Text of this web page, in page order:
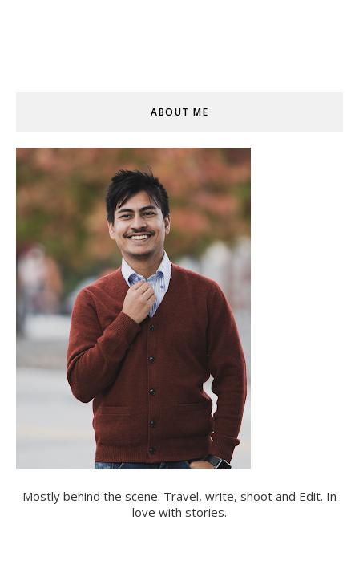
ABOUT ME
Mostly behind the scene. Travel, write, shoot and Edit. In
love with stories.